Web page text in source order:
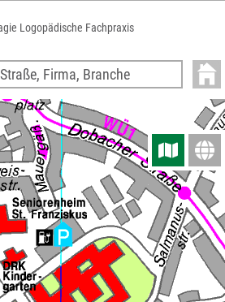
Logopädische Fachpraxis